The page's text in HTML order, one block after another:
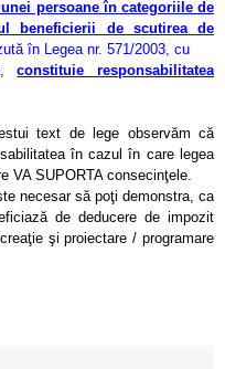
unei persoane în categoriile de
beneficierii de scutirea de
în Legeanr. 571/2003, cu
constituie responsabilitatea
text de lege observăm că
în cazul în care legea
VA SUPORTA consecinţele.
necesar să poţi demonstra, ca
de deducere de impozit
şi proiectare / programare